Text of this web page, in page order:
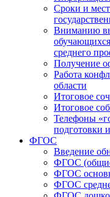
Сроки и
Вниманию
среднего
Получение
Работа
области
Итоговое
Итоговое
Телефоны
подготовки
ФГОС
Введение
ФГОС
ФГОС
ФГОС